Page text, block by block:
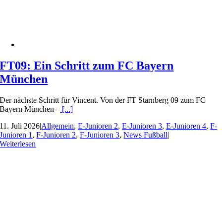
FT09: Ein Schritt zum FC Bayern
München
Der nächste Schritt für Vincent. Von der FT Starnberg 09 zum FC
Bayern München – [...]
11. Juli 2026|Allgemein,E-Junioren 2,E-Junioren 3,E-Junioren 4,F-
Junioren 1 ,F-Junioren 2,F-Junioren 3,News Fußball|
Weiterlesen